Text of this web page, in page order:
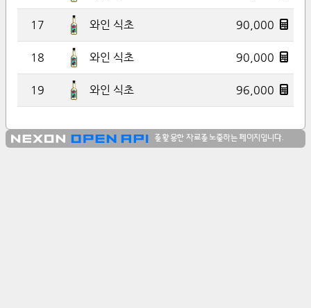
17 와인 식초 90,000
18 와인 식초 90,000
19 와인 식초 96,000
를 활용한 자료를 노출하는 페이지입니다.